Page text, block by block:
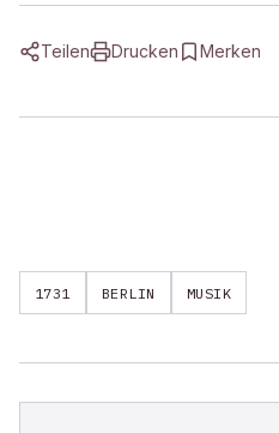
Teilen Drucken Merken
1731 BERLIN MUSIK